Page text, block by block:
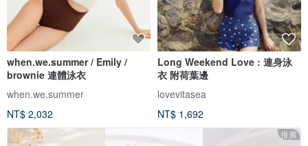
when.we.summer / Emily /
brownie 連體泳衣
when.we.summer
NT$ 2,032
Long Weekend Love : 連身泳
衣 附荷葉邊
lovevitasea
NT$ 1,692
推廣